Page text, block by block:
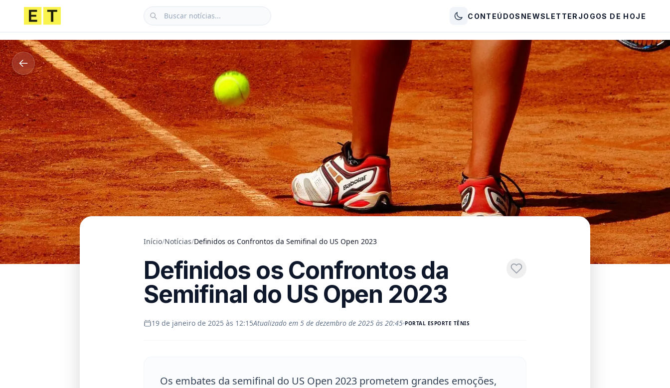
CONTEÚDOS NEWSLETTER JOGOS DE HOJE
Início/Notícias/Definidos os Confrontos da Semifinal do US Open 2023
Definidos os Confrontos da
Semifinal do US Open 2023
19 de janeiro de 2025 às 12:15Atualizado em 5 de dezembro de 2025 às 20:45 PORTAL ESPORTE TÊNIS
Os embates da semifinal do US Open 2023 prometem grandes emoções,